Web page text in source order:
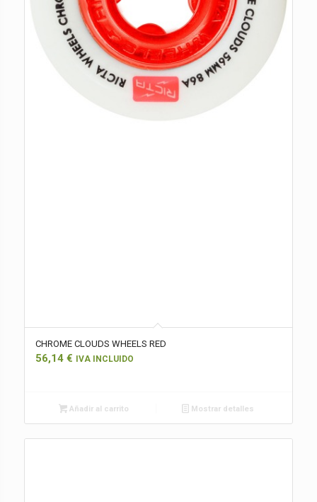
CHROME CLOUDS WHEELS RED
56,14 € IVA INCLUIDO
Añadir al carrito Mostrar detalles